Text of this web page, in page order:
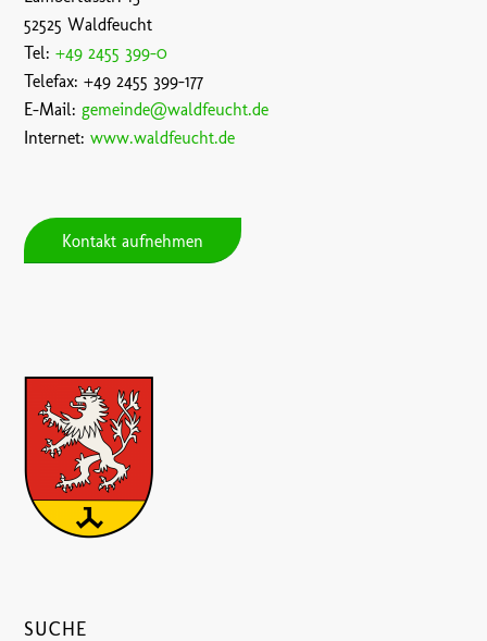
52525 Waldfeucht
Tel:+49 2455 399-0
Telefax: +49 2455 399-177
E-Mail: gemeinde@waldfeucht.de
Internet:www.waldfeucht.de
Kontakt aufnehmen
SUCHE